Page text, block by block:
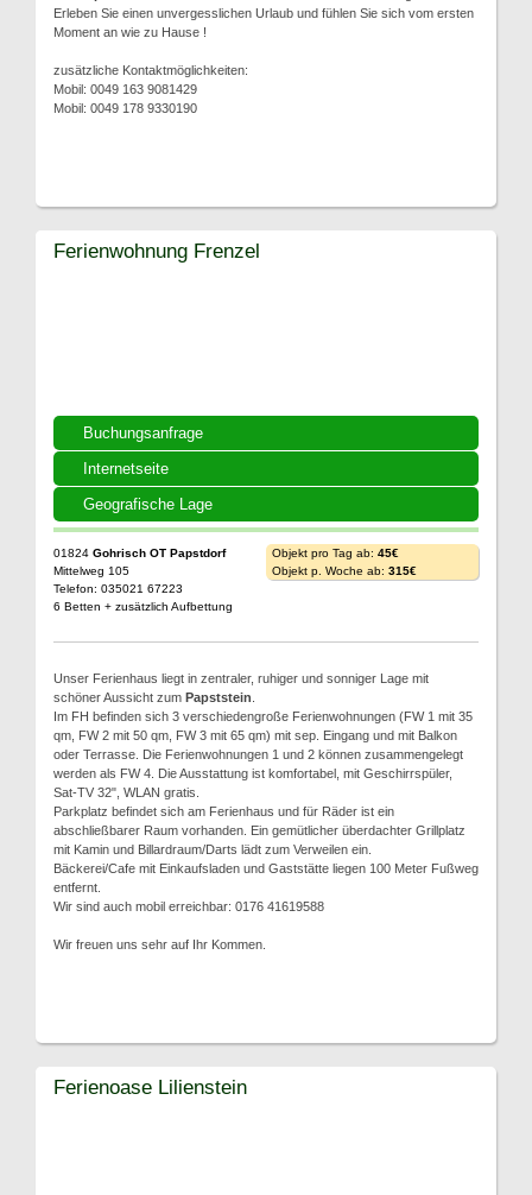
Erleben Sie einen unvergesslichen Urlaub und fühlen Sie sich vom ersten
Moment an wie zu Hause !
zusätzliche Kontaktmöglichkeiten:
Mobil: 0049 163 9081429
Mobil: 0049 178 9330190
Buchungsanfrage
Internetseite
Geografische Lage
Ferienwohnung Frenzel
01824 Gohrisch OT Papstdorf
Mittelweg 105
Telefon: 035021 67223
6 Betten + zusätzlich Aufbettung
Objekt pro Tag ab: 45€
Objekt p. Woche ab: 315€
Unser Ferienhaus liegt in zentraler, ruhiger und sonniger Lage mit
schöner Aussicht zum Papststein
Im FH befinden sich 3 verschiedengroße Ferienwohnungen (FW 1 mit 35
qm, FW 2 mit 50 qm, FW 3 mit 65 qm) mit sep. Eingang und mit Balkon
oder Terrasse. Die Ferienwohnungen 1 und 2 können zusammengelegt
werden als FW 4. Die Ausstattung ist komfortabel, mit Geschirrspüler,
Sat-TV 32", WLAN gratis.
Parkplatz befindet sich am Ferienhaus und für Räder ist ein
abschließbarer Raum vorhanden. Ein gemütlicher überdachter Grillplatz
mit Kamin und Billardraum/Darts lädt zum Verweilen ein.
Bäckerei/Cafe mit Einkaufsladen und Gaststätte liegen 100 Meter Fußweg
entfernt.
Wir sind auch mobil erreichbar: 0176 41619588
Wir freuen uns sehr auf Ihr Kommen.
Ferienoase Lilienstein